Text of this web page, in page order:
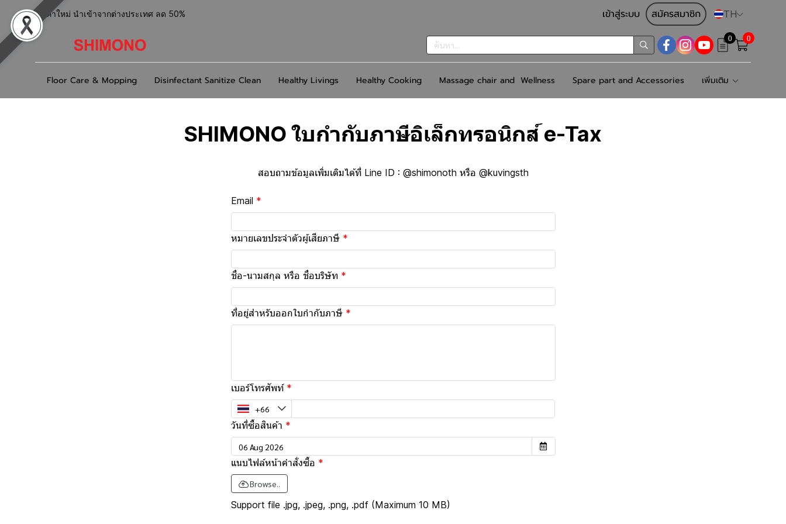
สินค้าใหม่ นำเข้าจากต่างประเทศ ลด 50% เข้าสู่ระบบ สมัครสมาชิก TH
0 0
Floor Care & Mopping Disinfectant Sanitize Clean Healthy Livings Healthy Cooking Massage chair and Wellness Spare part and Accessories เพิ่มเติม
SHIMONO ใบกำกับภาษีอิเล็กทรอนิกส์ e-Tax
สอบถามข้อมูลเพิ่มเติมได้ที่ Line ID : @shimonoth หรือ @kuvingsth
Email
หมายเลขประจำตัวผู้เสียภาษี
ชื่อ-นามสกุล หรือ ชื่อบริษัท
ที่อยู่สำหรับออกใบกำกับภาษี
เบอร์โทรศัพท์
วันที่ซื้อสินค้า
แนบไฟล์หน้าคำสั่งซื้อ
Browse..
Support file .jpg, .jpeg, .png, .pdf (Maximum 10 MB)